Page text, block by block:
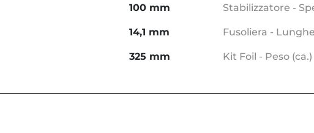
100 mm
14,1 mm
325 mm
Stabilizzatore -
Fusoliera -
Kit Foil - Peso (ca.)